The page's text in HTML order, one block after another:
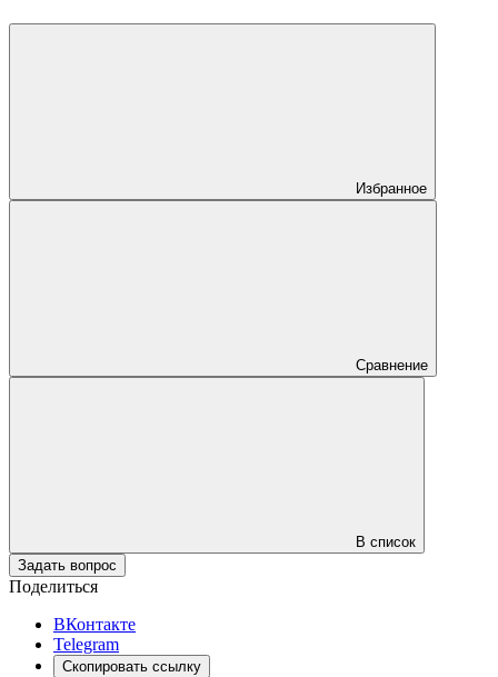
Избранное
Сравнение
В список
Задать вопрос
Поделиться
ВКонтакте
Telegram
Скопировать ссылку